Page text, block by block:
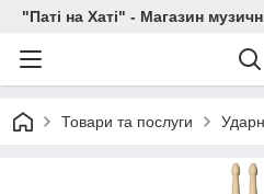
"Паті на Хаті" - Магазин
Товари та послуги